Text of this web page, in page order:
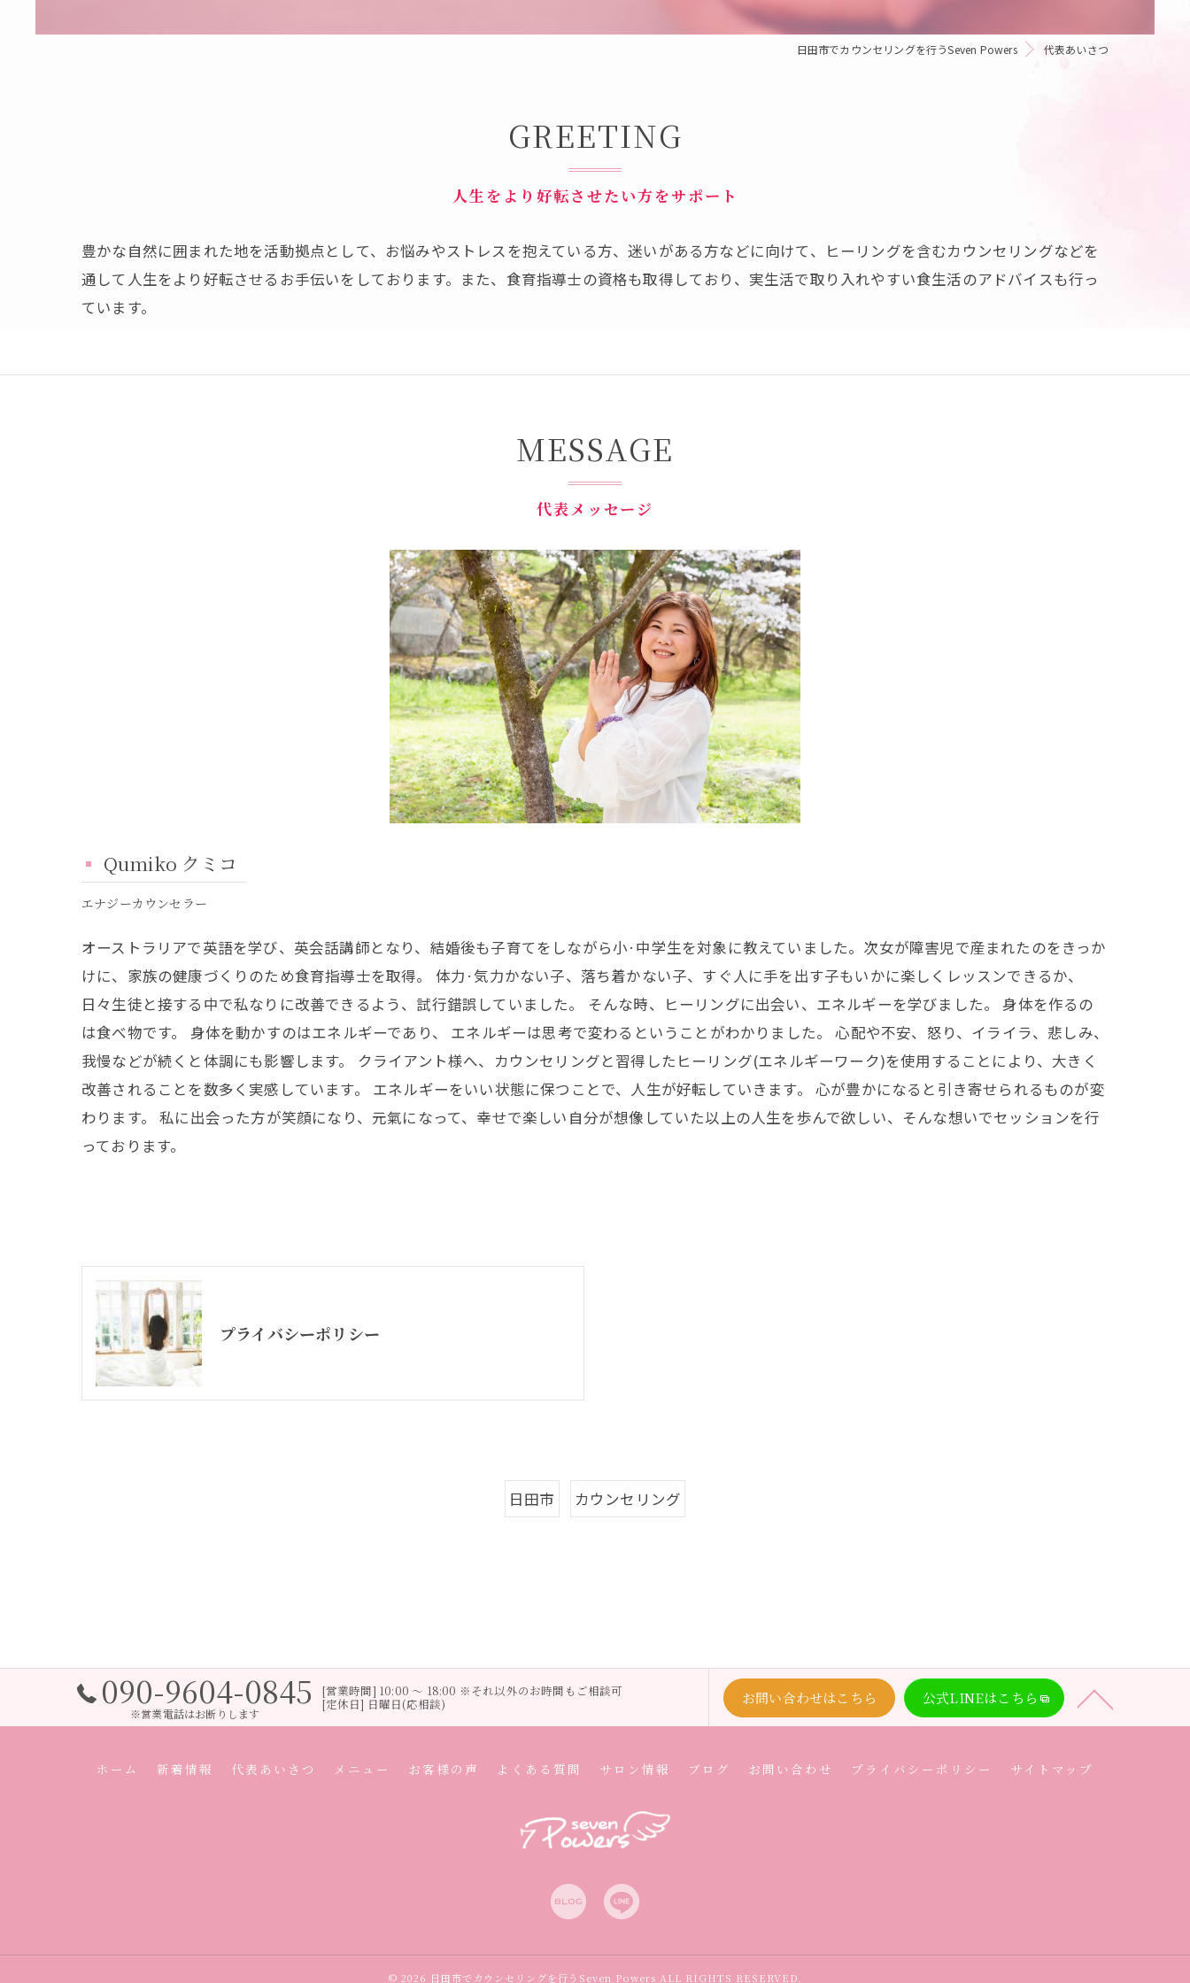
日田市でカウンセリングを行うSeven Powers 代表あいさつ
人生をより好転させたい方をサポート
GREETING
豊かな自然に囲まれた地を活動拠点として、お悩みやストレスを抱えている方、迷いがある方などに向けて、ヒーリングを含むカウンセリングなどを
通して人生をより好転させるお手伝いをしております。また、食育指導士の資格も取得しており、実生活で取り入れやすい食生活のアドバイスも行っ
ています。
代表メッセージ
MESSAGE
Qumiko クミコ
エナジーカウンセラー
オーストラリアで英語を学び、英会話講師となり、結婚後も子育てをしながら小·中学生を対象に教えていました。次女が障害児で産まれたのをきっか
けに、家族の健康づくりのため食育指導士を取得。 体力·気力かない子、落ち着かない子、すぐ人に手を出す子もいかに楽しくレッスンできるか、
日々生徒と接する中で私なりに改善できるよう、試行錯誤していました。 そんな時、ヒーリングに出会い、エネルギーを学びました。 身体を作るの
は食べ物です。 身体を動かすのはエネルギーであり、 エネルギーは思考で変わるということがわかりました。 心配や不安、怒り、イライラ、悲しみ、
我慢などが続くと体調にも影響します。 クライアント様へ、カウンセリングと習得したヒーリング(エネルギーワーク)を使用することにより、大きく
改善されることを数多く実感しています。 エネルギーをいい状態に保つことで、人生が好転していきます。 心が豊かになると引き寄せられるものが変
わります。 私に出会った方が笑顔になり、元氣になって、幸せで楽しい自分が想像していた以上の人生を歩んで欲しい、そんな想いでセッションを行
っております。
プライバシーポリシー
日田市 カウンセリング
090-9604-0845
※営業電話はお断りします
[営業時間] 10:00 〜 18:00 ※それ以外のお時間もご相談可
[定休日] 日曜日(応相談)
お問い合わせはこちら 公式LINEはこちら
ホーム 新着情報 代表あいさつ メニュー お客様の声 よくある質問 サロン情報 ブログ お問い合わせ プライバシーポリシー サイトマップ
© 2026 日田市でカウンセリングを行うSeven Powers ALL RIGHTS RESERVED.